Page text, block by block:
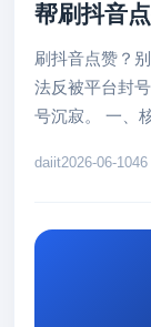
帮刷抖音
刷抖音点赞？
法反被平台封
号沉寂。 一、
daiit2026-06-1046